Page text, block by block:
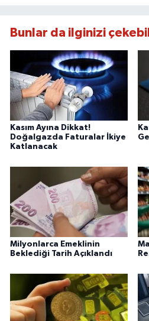
Bunlar da ilginizi
Kasım Ayına Dikkat!
Doğalgazda Faturalar İkiye
Katlanacak
Milyonlarca Emeklinin
Beklediği Tarih Açıklandı